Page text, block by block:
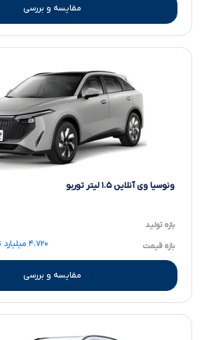
مقایسه و بررسی
ونوسیا وی آنلاین ۱.۵ لیتر توربو
بازه تولید
بازه قیمت ۴.۷۲۰ میلیارد تا ۵.۳۰۰ میلیارد تومانءءء
مقایسه و بررسی